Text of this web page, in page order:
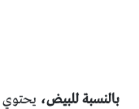
بالنسبة للبيض، يحتوي